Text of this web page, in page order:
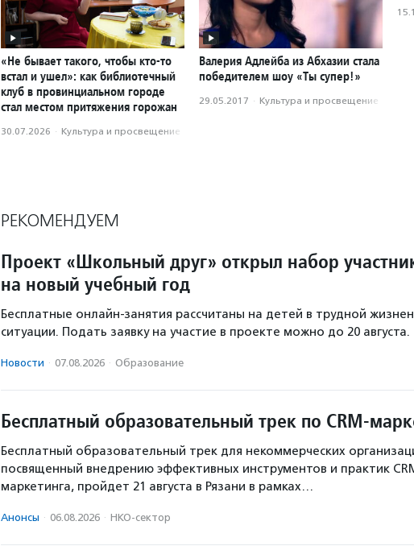
«Не бывает такого, чтобы кто-то
встал и ушел»: как библиотечный
клуб в провинциальном городе
стал местом притяжения горожан
30.07.2026 · Культура и просвещение
Валерия Адлейба из Абхазии стала
победителем шоу «Ты супер!»
29.05.2017 · Культура и просвещение
РЕКОМЕНДУЕМ
Проект «Школьный друг» открыл набор
на новый учебный год
Бесплатные онлайн-занятия рассчитаны на детей в трудной
ситуации. Подать заявку на участие в проекте можно до 20 августа.
Новости · 07.08.2026 · Образование
Бесплатный образовательный трек по CRM-
Бесплатный образовательный трек для некоммерческих
посвященный внедрению эффективных инструментов и практик
маркетинга, пройдет 21 августа в Рязани в рамках…
Анонсы · 06.08.2026 · НКО-сектор